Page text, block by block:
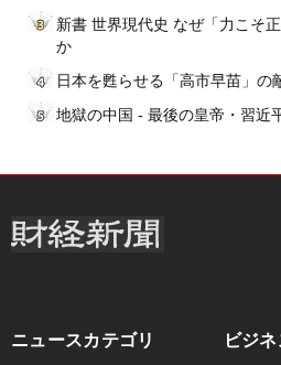
新書 世界現代史 なぜ「力こそ
か
日本を甦らせる「高市早苗」の
地獄の中国 - 最後の皇帝・習近
ニュースカテゴリ ビジ